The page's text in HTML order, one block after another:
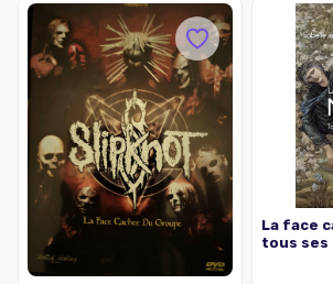
La face
tous ses